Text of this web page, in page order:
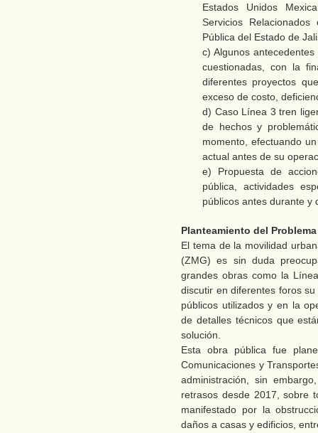
Estados Unidos
Servicios
Pública del Estado de
c) Algunos
cuestionadas, con la
diferentes proyectos
exceso de costo,
d) Caso Línea 3 tren
de hechos y
momento, efectuando
actual antes de su
e) Propuesta de
pública, actividades
públicos antes durante y
Planteamiento del Problema
El tema de la movilidad
(ZMG) es sin duda
grandes obras como la
discutir en diferentes foros
públicos utilizados y en la
de detalles técnicos que
solución.
Esta obra pública fue
Comunicaciones y
administración, sin
retrasos desde 2017, sobre
manifestado por la
daños a casas y edificios,